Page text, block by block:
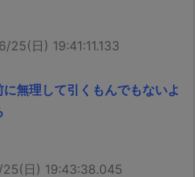
25(日) 19:41:11.133
無理して引くもんでもないよ
日) 19:43:38.045